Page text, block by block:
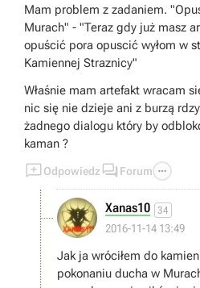
Mam problem z zadaniem.
Murach" - "Teraz gdy już masz
opuścić pora opuscić wyłom w
Kamiennej Straznicy"
Właśnie mam artefakt wracam
nic się nie dzieje ani z burzą
żadnego dialogu który by
kaman ?
Odpowiedz  Forum 
Xanas10 34
2016-11-14 13:49
Jak ja wróciłem do
pokonaniu ducha w